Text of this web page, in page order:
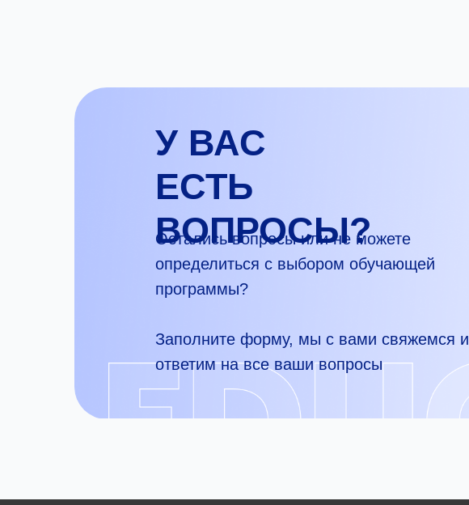
У ВАС
ЕСТЬ
ВОПРОСЫ?
Остались вопросы или не можете
определиться с выбором обучающей
программы?
Заполните форму, мы с вами свяжемся и
ответим на все ваши вопросы